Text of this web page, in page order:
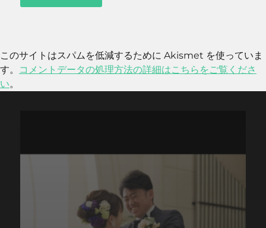
このサイトはスパムを低減するために Akismet を使っていま
す。
コメントデータの処理方法の詳細はこちらをご覧くださ
い。